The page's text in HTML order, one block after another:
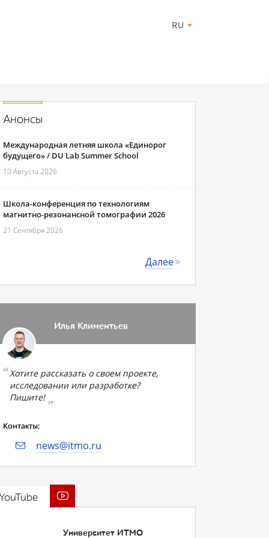
RU
Анонсы
Международная летняя школа «Единорог
будущего» / DU Lab Summer School
10 Августа 2026
Школа-конференция по технологиям
магнитно-резонансной томографии 2026
21 Сентября 2026
Далее
Илья Климентьев
Хотите рассказать о своем проекте,
исследовании или разработке?
Пишите!
Контакты:
news@itmo.ru
Университет ИТМО